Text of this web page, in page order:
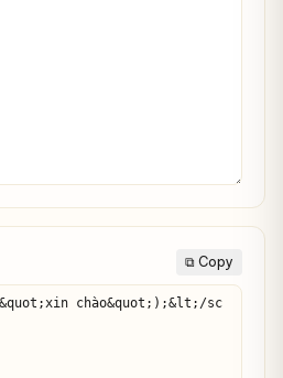
⧉ Copy
chào&quot;);&lt;/sc